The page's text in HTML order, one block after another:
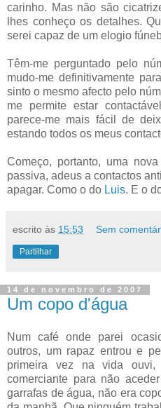
carinho. Mas não são
lhes conheço os detalhes.
serei capaz de um elogio
Têm-me perguntado pelo
mudo-me definitivamente
sinto o mesmo afecto pelo
me permite estar
parece-me mais fácil de
estando todos os meus
Começo, portanto, uma
passiva, adeus a contactos
apagar. Como o do Luis. E o
escrito às 15:53 Sem
Partilhar
14 de novembro de 2007
Um copo d'água
Num café onde parei
outros, um rapaz entrou e
primeira vez na vida
comerciante para não
garrafas de água, não era